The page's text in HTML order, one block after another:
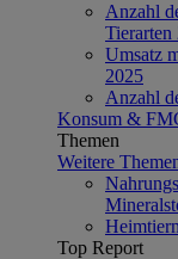
Anzahl
Tierarten
Umsatz
2025
Anzahl
Konsum &
Themen
Weitere
Top Report